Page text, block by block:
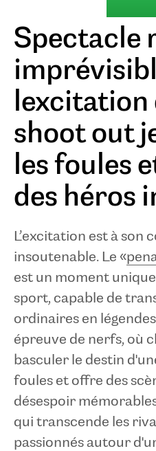
Spectacle
shoot out
les foules
des héros
L’excitation est à son
insoutenable. Le «
est un moment
sport, capable de
ordinaires en
épreuve de nerfs, où
basculer le destin
foules et offre des
désespoir
qui transcende les
passionnés autour